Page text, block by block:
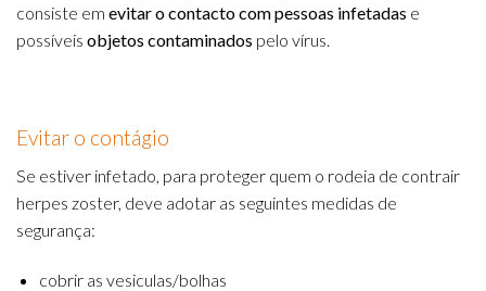
consiste em evitar o contacto com pessoas infetadas e
possíveis objetos contaminados pelo vírus.
Evitar o contágio
Se estiver infetado, para proteger quem o rodeia de contrair
herpes zoster, deve adotar as seguintes medidas de
segurança:
cobrir as vesiculas/bolhas